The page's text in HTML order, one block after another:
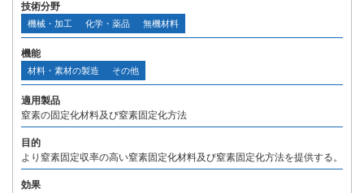
技術分野
機械・加工 化学・薬品 無機材料
機能
材料・素材の製造 その他
適用製品
窒素の固定化材料及び窒素固定化方法
目的
より窒素固定収率の高い窒素固定化材料及び窒素固定化方法を提供する。
効果